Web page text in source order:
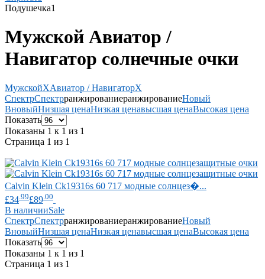
Подушечка1
Мужской Авиатор /
Навигатор солнечные очки
МужскойXАвиатор / НавигаторX
СпектрСпектрранжированиеранжированиеНовый
ВновыйНизшая ценаНизкая ценавысшая ценаВысокая цена
Показать
Показаны 1 к 1 из 1
Страница 1 из 1
Calvin Klein Ck19316s 60 717 модные солнцез�...
£34 .99£89 .00
В наличииSale
СпектрСпектрранжированиеранжированиеНовый
ВновыйНизшая ценаНизкая ценавысшая ценаВысокая цена
Показать
Показаны 1 к 1 из 1
Страница 1 из 1